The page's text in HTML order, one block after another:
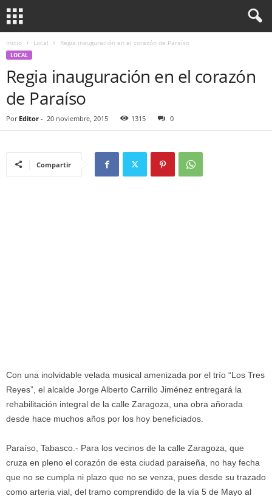
Inicio Local Regia inauguración en el corazón de Paraíso
LOCAL
Regia inauguración en el corazón
de Paraíso
Por Editor - 20 noviembre, 2015 1315 0
Compartir
Con una inolvidable velada musical amenizada por el trío “Los Tres
Reyes”, el alcalde Jorge Alberto Carrillo Jiménez entregará la
rehabilitación integral de la calle Zaragoza, una obra añorada
desde hace muchos años por los hoy beneficiados.
Paraíso, Tabasco.- Para los vecinos de la calle Zaragoza, que
cruza en pleno el corazón de esta ciudad paraiseña, no hay fecha
que no se cumpla ni plazo que no se venza, pues desde su trazado
como arteria vial, del tramo comprendido de la vía 5 de Mayo al